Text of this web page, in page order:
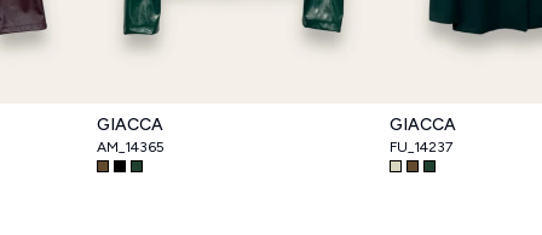
GIACCA
AM_14365
GIACCA
FU_14237